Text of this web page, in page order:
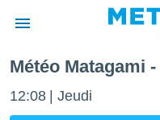
de
Météo Matagami -
12:08 Jeudi